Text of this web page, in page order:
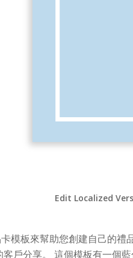
Edit Localized
模板來幫助您創建自己的
戶分享。 這個模板有一個